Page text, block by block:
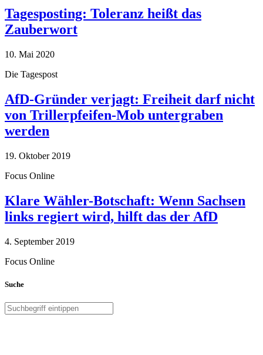
Tagesposting: Toleranz heißt das
Zauberwort
10. Mai 2020
Die Tagespost
AfD-Gründer verjagt: Freiheit darf nicht
von Trillerpfeifen-Mob untergraben
werden
19. Oktober 2019
Focus Online
Klare Wähler-Botschaft: Wenn Sachsen
links regiert wird, hilft das der AfD
4. September 2019
Focus Online
Suche